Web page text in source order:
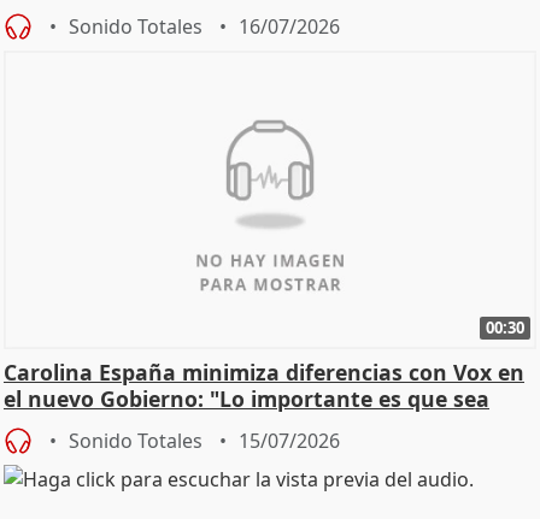
Sonido Totales 16/07/2026
00:30
Carolina España minimiza diferencias con Vox en
el nuevo Gobierno: "Lo importante es que sea
una leg
Sonido Totales 15/07/2026